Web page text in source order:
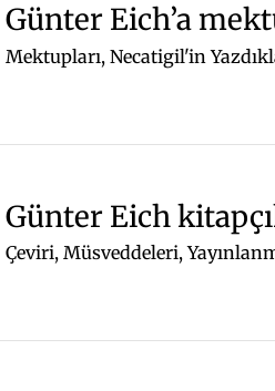
Günter Eich’a
Mektupları, Necatigil'in
Günter Eich
Çeviri, Müsveddeleri,